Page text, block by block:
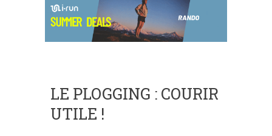
LE PLOGGING : COURIR
UTILE !